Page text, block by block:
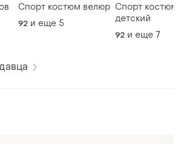
Спорт костюм велюр
92 и еще 5
Спорт костюм
детский
92 и еще 7